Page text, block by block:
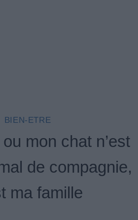
BIEN-ETRE
mon chat n’est
de compagnie,
ma famille